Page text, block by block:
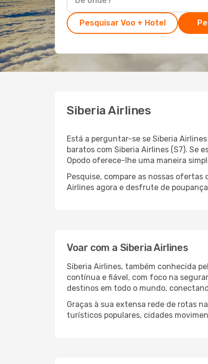
Pesquisar Voo + Hotel
Siberia Airlines
Está a perguntar-se se Siberia
baratos com Siberia Airlines (S7). Se
Opodo oferece-lhe uma maneira
Pesquise, compare as nossas
Airlines agora e desfrute de
Voar com a Siberia Airlines
Siberia Airlines, também conhecida
contínua e fiável, com foco na
destinos em todo o mundo,
Graças à sua extensa rede de rotas
turísticos populares, cidades